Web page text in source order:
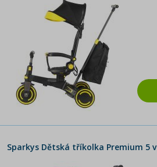
Sparkys Dětská tříkolka Premium 5